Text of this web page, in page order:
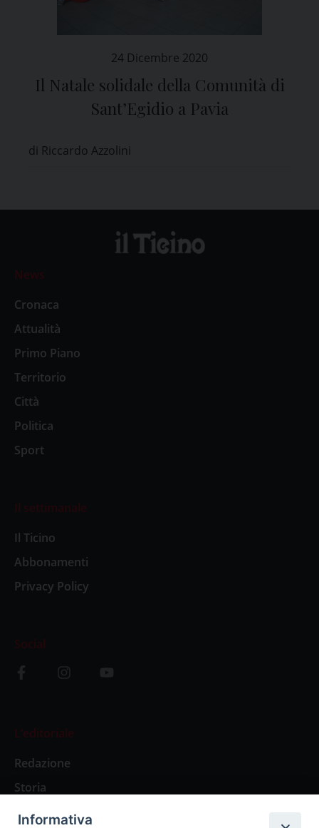
24 Dicembre 2020
Il Natale solidale della Comunità di
Sant’Egidio a Pavia
di Riccardo Azzolini
News
Cronaca
Attualità
Primo Piano
Territorio
Città
Politica
Sport
Il settimanale
Il Ticino
Abbonamenti
Privacy Policy
Social
L’editoriale
Redazione
Storia
Informativa